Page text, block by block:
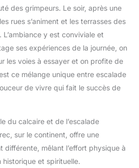
des grimpeurs. Le soir, après une
rues s’animent et les terrasses des
y est conviviale et
ses expériences de la journée, on
les voies à essayer et on profite de
ce mélange unique entre escalade
de vivre qui fait le succès de
du calcaire et de l’escalade
sur le continent, offre une
différente, mêlant l’effort physique à
historique et spirituelle.